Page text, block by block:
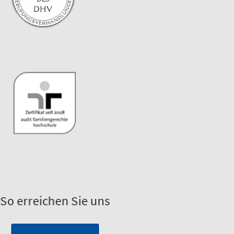
So erreichen Sie uns